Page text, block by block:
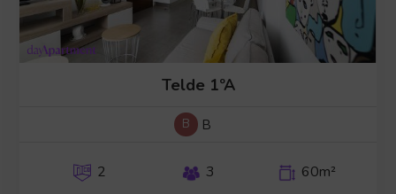
Telde 1ºA
B B
2 3 60m²